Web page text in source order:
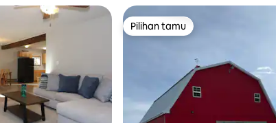
Pilihan tamu
Pilihan tamu